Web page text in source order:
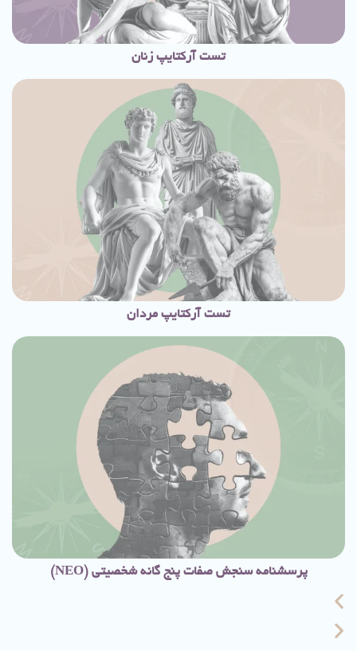
تست آرکتایپ زنان
تست آرکتایپ مردان
پرسشنامه سنجش صفات پنج گانه شخصيتی (NEO)